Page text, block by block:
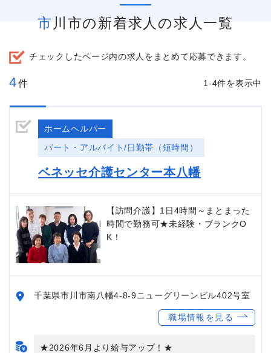
市川市の新着求人の求人一覧
チェックしたページ内の求人をまとめて応募できます。
4件 1-4件を表示中
ホームヘルパー
パート・アルバイト/日勤帯（短時間）
ベネッセ介護センター本八幡
【訪問介護】1日4時間～まとまった
時間で勤務可★未経験・ブランクO
K！
千葉県市川市南八幡4-8-9ニューグリーンビル402号室
職場情報を見る
★2026年6月より給与アップ！★